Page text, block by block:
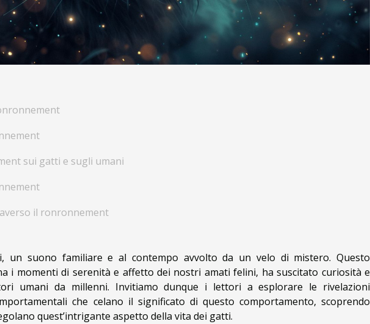
sui gatti e sugli umani
il ronronnement
un suono familiare e al contempo avvolto da un velo di mistero. Questo
i momenti di serenità e affetto dei nostri amati felini, ha suscitato curiosità e
umani da millenni. Invitiamo dunque i lettori a esplorare le rivelazioni
che celano il significato di questo comportamento, scoprendo
quest’intrigante aspetto della vita dei gatti.